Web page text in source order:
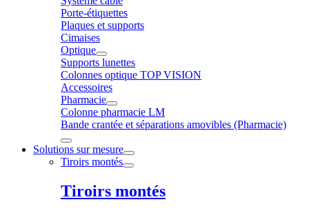
Porte-étiquettes
Plaques et supports
Cimaises
Optique
Supports lunettes
Colonnes optique TOP VISION
Accessoires
Pharmacie
Colonne pharmacie LM
Bande crantée et séparations amovibles (Pharmacie)
Solutions sur mesure
Tiroirs montés
Tiroirs montés